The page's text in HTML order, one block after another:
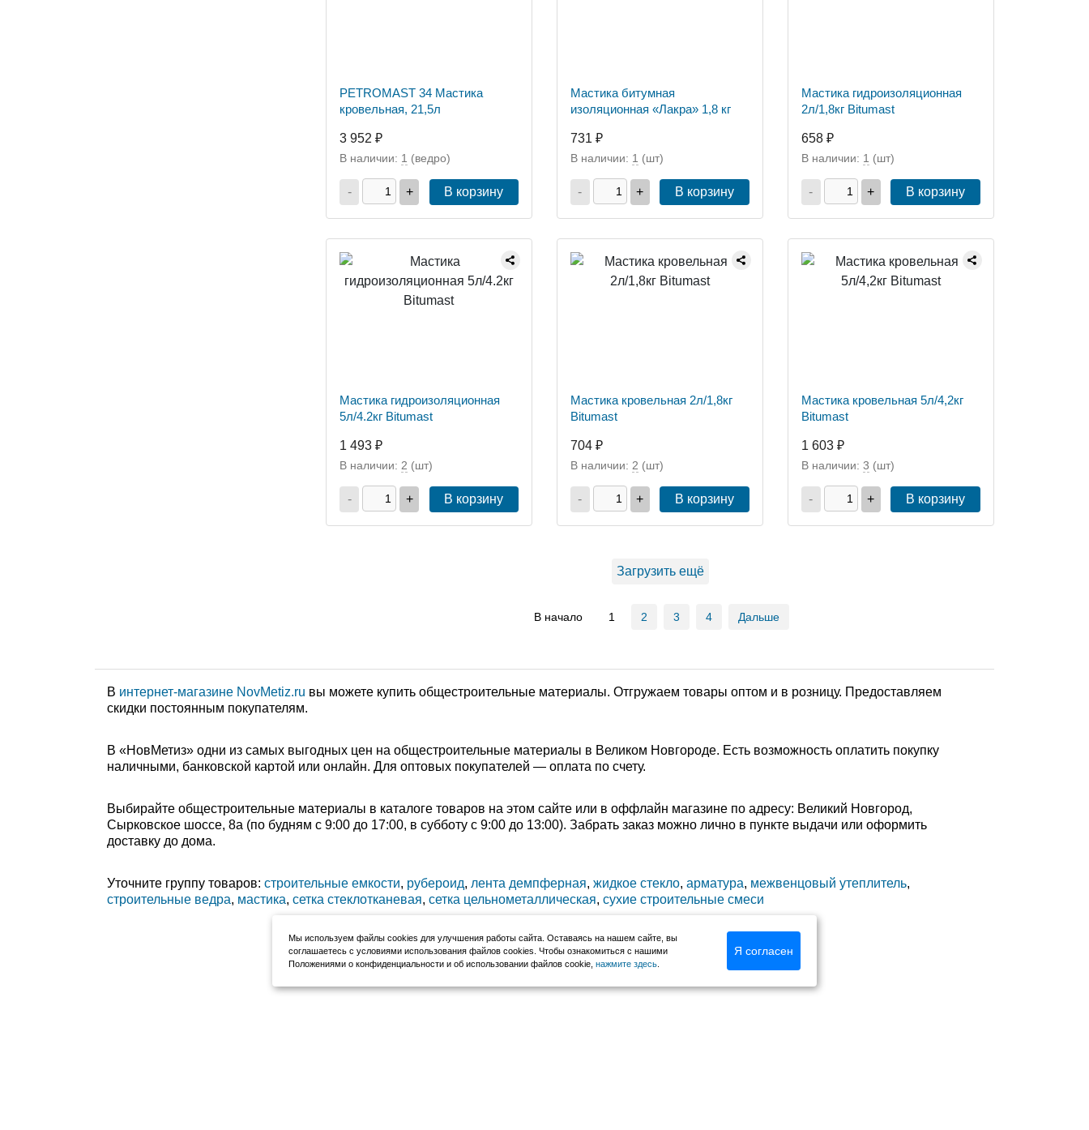
PETROMAST 34 Мастика
кровельная, 21,5л
3 952 ₽
В наличии: 1 (ведро)
- + В корзину
Мастика битумная
изоляционная «Лакра» 1,8 кг
731 ₽
В наличии: 1 (шт)
- + В корзину
Мастика гидроизоляционная
2л/1,8кг Bitumast
658 ₽
В наличии: 1 (шт)
- + В корзину
Мастика гидроизоляционная
5л/4.2кг Bitumast
1 493 ₽
В наличии: 2 (шт)
- + В корзину
Мастика кровельная 2л/1,8кг
Bitumast
704 ₽
В наличии: 2 (шт)
- + В корзину
Мастика кровельная 5л/4,2кг
Bitumast
1 603 ₽
В наличии: 3 (шт)
- + В корзину
Загрузить ещё
В начало 1 2 3 4 Дальше
В интернет-магазине NovMetiz.ru вы можете купить общестроительные материалы. Отгружаем товары оптом и в розницу. Предоставляем
скидки постоянным покупателям.
В «НовМетиз» одни из самых выгодных цен на общестроительные материалы в Великом Новгороде. Есть возможность оплатить покупку
наличными, банковской картой или онлайн. Для оптовых покупателей — оплата по счету.
Выбирайте общестроительные материалы в каталоге товаров на этом сайте или в оффлайн магазине по адресу: Великий Новгород,
Сырковское шоссе, 8а (по будням с 9:00 до 17:00, в субботу с 9:00 до 13:00). Забрать заказ можно лично в пункте выдачи или оформить
доставку до дома.
Уточните группу товаров: строительные емкости, рубероид, лента демпферная, жидкое стекло, арматура, межвенцовый утеплитель,
строительные ведра, мастика, сетка стеклотканевая, сетка цельнометаллическая, сухие строительные смеси
Мы используем файлы cookies для улучшения работы сайта. Оставаясь на нашем сайте, вы
соглашаетесь с условиями использования файлов cookies. Чтобы ознакомиться с нашими
Положениями о конфиденциальности и об использовании файлов cookie, нажмите здесь
Я согласен